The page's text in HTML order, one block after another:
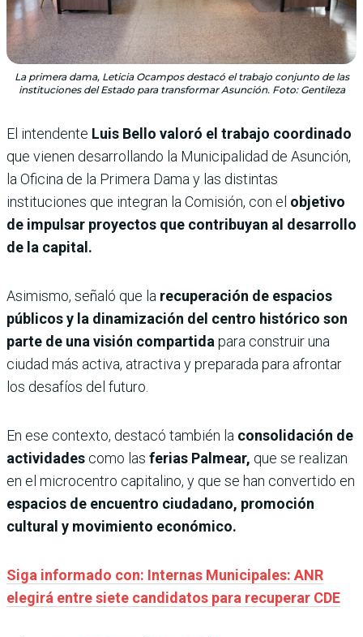
La primera dama, Leticia Ocampos destacó el trabajo conjunto de las
instituciones del Estado para transformar Asunción. Foto: Gentileza
El intendente Luis Bello valoró el trabajo coordinado
que vienen desarrollando la Municipalidad de Asunción,
la Oficina de la Primera Dama y las distintas
instituciones que integran la Comisión, con el objetivo
de impulsar proyectos que contribuyan al desarrollo
de la capital.
Asimismo, señaló que la recuperación de espacios
públicos y la dinamización del centro histórico son
parte de una visión compartidapara construir una
ciudad más activa, atractiva y preparada para afrontar
los desafíos del futuro.
En ese contexto, destacó también la consolidación de
actividades como las ferias Palmear, que se realizan
en el microcentro capitalino, y que se han convertido en
espacios de encuentro ciudadano, promoción
cultural y movimiento económico.
Siga informado con: Internas Municipales: ANR
elegirá entre siete candidatos para recuperar CDE